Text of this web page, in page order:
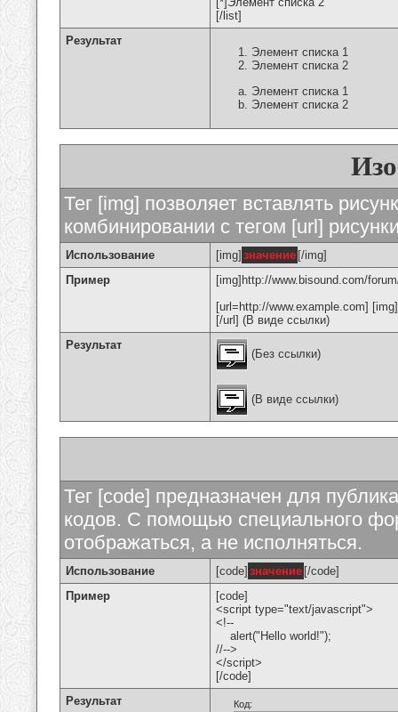
[/list]
Результат
Элемент списка 1
Элемент списка 2
Элемент списка 1
Элемент списка 2
Тег [img] позволяет вставлять
комбинировании с тегом [url]
Использование [img] значение [/img]
Пример
[img]http://www.bisound.com/
[url=http://www.example.com]
[/url] (В виде ссылки)
Результат
(Без ссылки)
(В виде ссылки)
Тег [code] предназначен для
кодов. С помощью специального
отображаться, а не исполняться.
Использование [code] значение [/code]
Пример
[code]
<script type="text/javascript">
<!--
alert("Hello world!");
//-->
</script>
[/code]
Результат
Код: